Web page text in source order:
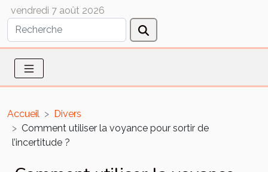
vendredi 7 août 2026
Accueil
Divers
Comment utiliser la voyance pour sortir de
l’incertitude ?